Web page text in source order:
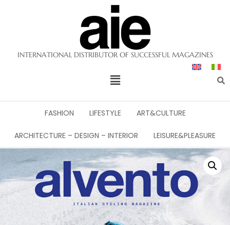
INTERNATIONAL DISTRIBUTOR OF SUCCESSFUL MAGAZINES
FASHION LIFESTYLE ART&CULTURE
ARCHITECTURE – DESIGN – INTERIOR LEISURE&PLEASURE